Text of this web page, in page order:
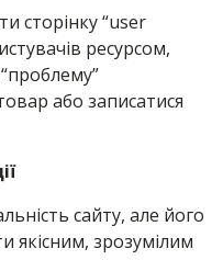
сторінку “user
ресурсом,
або записатися
сайту, але його
якісним, зрозумілим